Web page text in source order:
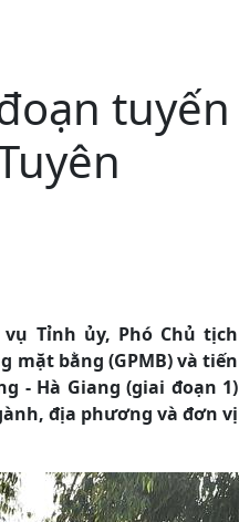
tuyến
Tỉnh ủy, Phó Chủ tịch
mặt bằng (GPMB) và tiến
- Hà Giang (giai đoạn 1)
địa phương và đơn vị